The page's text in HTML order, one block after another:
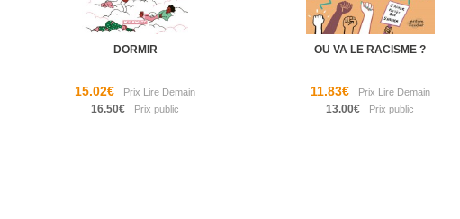
DORMIR
15.02€
16.50€
OU VA LE RACISME ?
11.83€
13.00€